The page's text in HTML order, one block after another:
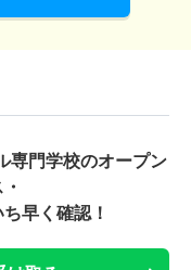
専門学校のオープン
早く確認！